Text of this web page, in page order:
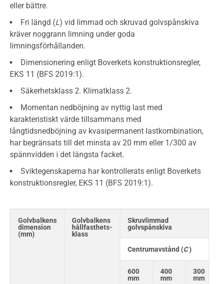
eller bättre.
Fri längd (L) vid limmad och skruvad golvspånskiva
kräver noggrann limning under goda
limningsförhållanden.
Dimensionering enligt Boverkets konstruktionsregler,
EKS 11 (BFS 2019:1).
Säkerhetsklass 2. Klimatklass 2.
Momentan nedböjning av nyttig last med
karakteristiskt värde tillsammans med
långtidsnedböjning av kvasipermanent lastkombination,
har begränsats till det minsta av 20 mm eller 1/300 av
spännvidden i det längsta facket.
Sviktegenskaperna har kontrollerats enligt Boverkets
konstruktionsregler, EKS 11 (BFS 2019:1).
Golvbalkens
dimension
(mm)
Golvbalkens
hållfasthets-
klass
Skruvlimmad
golvspånskiva
Centrumavstånd (C)
600
mm
400
mm
300
mm